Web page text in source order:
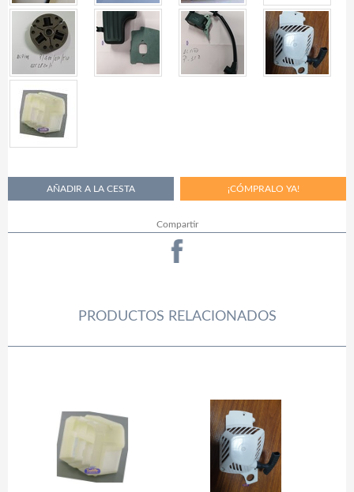
Compartir
PRODUCTOS RELACIONADOS